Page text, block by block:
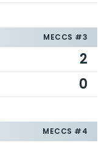
MECCS #3
2
0
MECCS #4